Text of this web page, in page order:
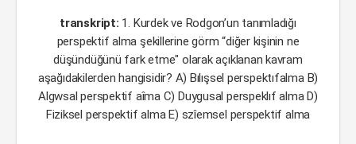
transkript: 1. Kurdek ve Rodgon’un tanımladığı
perspektif alma şekillerine görm “diğer kişinin ne
düşündüğünü fark etme" olarak açıklanan kavram
aşağıdakilerden hangisidir? A) Bılışsel perspektıfalma B)
Algwsal perspektif aîma C) Duygusal perspeklıf alma D)
Fiziksel perspektif alma E) szîemsel perspektif alma